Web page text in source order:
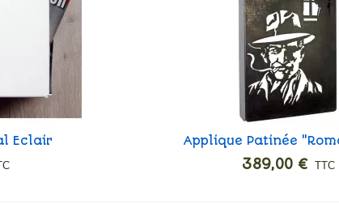
Eclair Ajouter
Applique Patinée
389,00 € TTC